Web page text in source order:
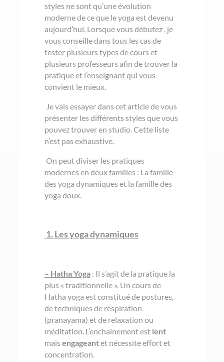
styles ne sont qu’une évolution
moderne de ce que le yoga est devenu
aujourd’hui. Lorsque vous débutez , je
vous conseille dans tous les cas de
tester plusieurs types de cours et
plusieurs professeurs afin de trouver la
pratique et l’enseignant qui vous
convient le mieux.
Je vais essayer dans cet article de vous
présenter les différents styles que vous
pouvez trouver en studio. Cette liste
n’est pas exhaustive.
On peut diviser les pratiques
modernes en deux familles : La famille
des yoga dynamiques et la famille des
yoga doux.
1.Les yoga dynamiques
– Hatha Yoga: Il s’agit de la pratique la
plus « traditionnelle ». Un cours de
Hatha yoga est constitué de postures,
de techniques de respiration
(pranayama) et de relaxation ou
méditation. L’enchainement est lent
maisengageantet nécessite effort et
concentration.